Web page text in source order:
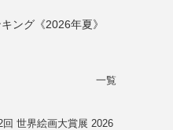
ング《2026年夏》
一覧
回 世界絵画大賞展 2026